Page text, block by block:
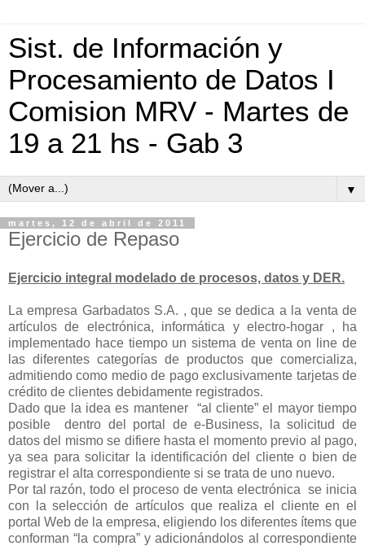
Sist. de Información y
Procesamiento de Datos I
Comision MRV - Martes de
19 a 21 hs - Gab 3
▼
martes, 12 de abril de 2011
Ejercicio de Repaso
Ejercicio integral modelado de procesos, datos y DER.
La empresa Garbadatos S.A. , que se dedica a la venta de
artículos de electrónica, informática y electro-hogar , ha
implementado hace tiempo un sistema de venta on line de
las diferentes categorías de productos que comercializa,
admitiendo como medio de pago exclusivamente tarjetas de
crédito de clientes debidamente registrados.
Dado que la idea es mantener
“al cliente” el mayor tiempo
posible
dentro del portal de e-Business, la solicitud de
datos del mismo se difiere hasta el momento previo al pago,
ya sea para solicitar la identificación del cliente o bien de
registrar el alta correspondiente si se trata de uno nuevo.
Por tal razón, todo el proceso de venta electrónica
se inicia
con la selección de artículos que realiza el cliente en el
portal Web de la empresa, eligiendo los diferentes ítems que
conforman “la compra” y adicionándolos al correspondiente